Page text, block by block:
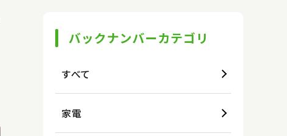
バックナンバーカテゴリ
すべて
家電